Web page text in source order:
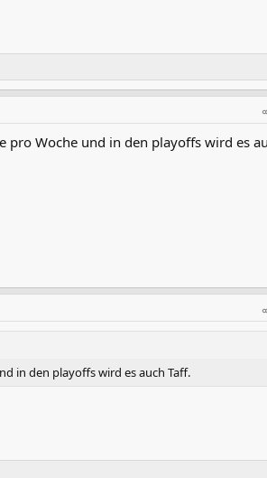
pro Woche und in den playoffs wird es
in den playoffs wird es auch Taff.